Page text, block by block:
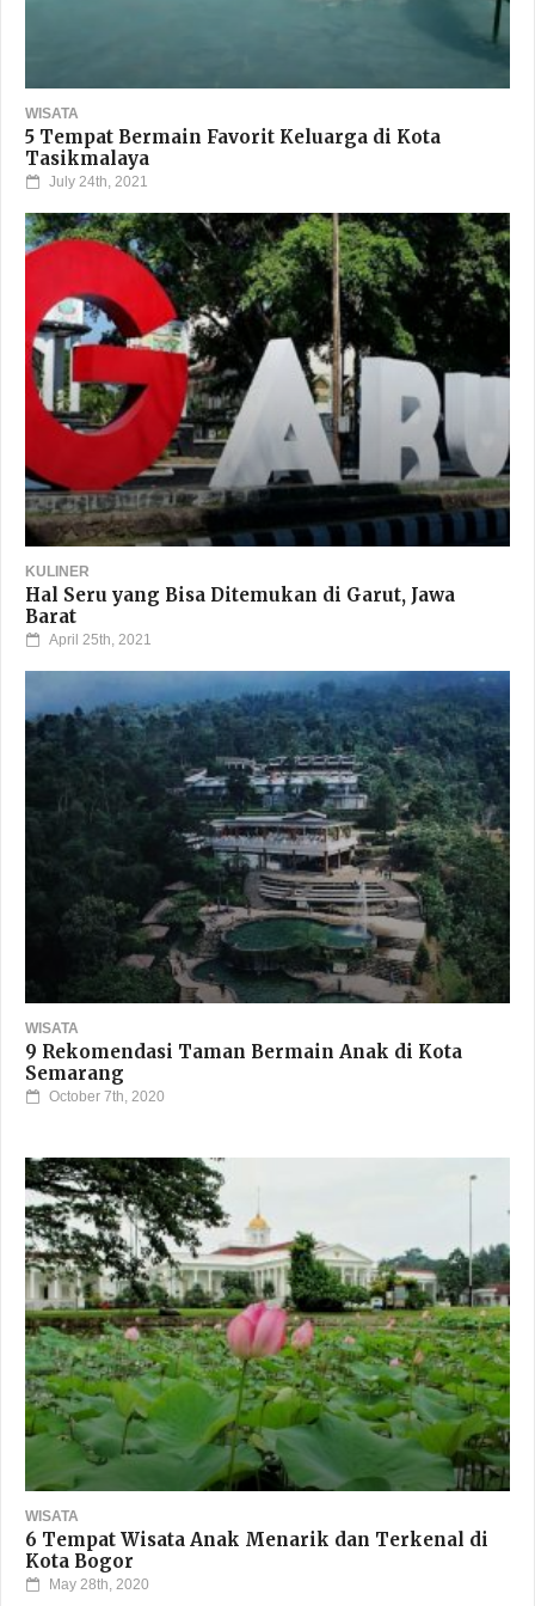
WISATA
5 Tempat Bermain Favorit Keluarga di Kota
Tasikmalaya
July 24th, 2021
KULINER
Hal Seru yang Bisa Ditemukan di Garut, Jawa
Barat
April 25th, 2021
WISATA
9 Rekomendasi Taman Bermain Anak di Kota
Semarang
October 7th, 2020
WISATA
6 Tempat Wisata Anak Menarik dan Terkenal di
Kota Bogor
May 28th, 2020